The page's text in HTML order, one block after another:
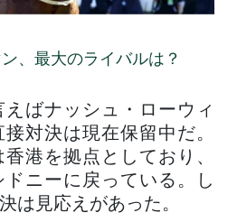
、最大のライバルは？
ばナッシュ・ローウィ
対決は現在保留中だ。
港を拠点としており、
ドニーに戻っている。し
は見応えがあった。